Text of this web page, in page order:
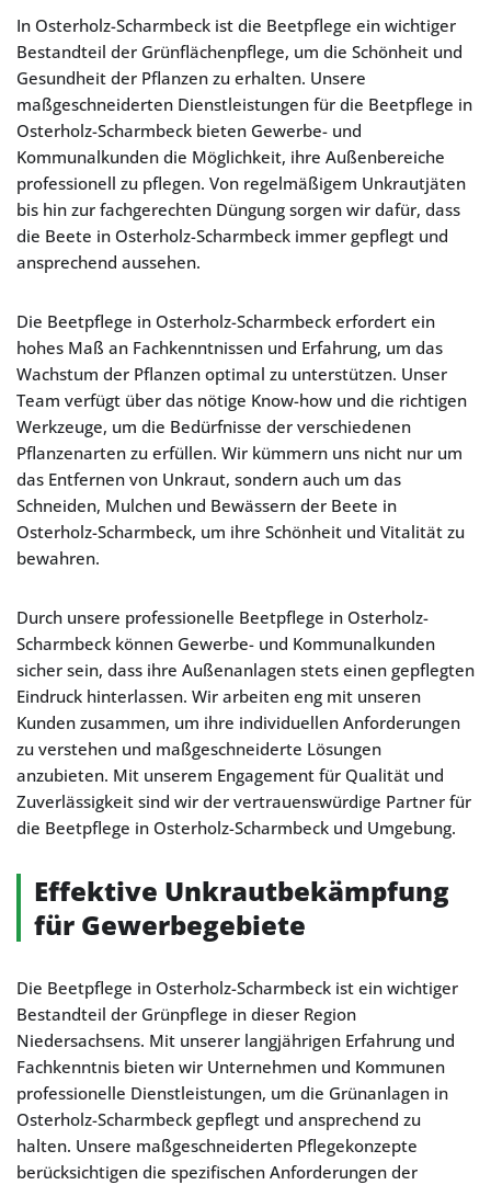
In Osterholz-Scharmbeck ist die Beetpflege ein wichtiger
Bestandteil der Grünflächenpflege, um die Schönheit und
Gesundheit der Pflanzen zu erhalten. Unsere
maßgeschneiderten Dienstleistungen für die Beetpflege in
Osterholz-Scharmbeck bieten Gewerbe- und
Kommunalkunden die Möglichkeit, ihre Außenbereiche
professionell zu pflegen. Von regelmäßigem Unkrautjäten
bis hin zur fachgerechten Düngung sorgen wir dafür, dass
die Beete in Osterholz-Scharmbeck immer gepflegt und
ansprechend aussehen.
Die Beetpflege in Osterholz-Scharmbeck erfordert ein
hohes Maß an Fachkenntnissen und Erfahrung, um das
Wachstum der Pflanzen optimal zu unterstützen. Unser
Team verfügt über das nötige Know-how und die richtigen
Werkzeuge, um die Bedürfnisse der verschiedenen
Pflanzenarten zu erfüllen. Wir kümmern uns nicht nur um
das Entfernen von Unkraut, sondern auch um das
Schneiden, Mulchen und Bewässern der Beete in
Osterholz-Scharmbeck, um ihre Schönheit und Vitalität zu
bewahren.
Durch unsere professionelle Beetpflege in Osterholz-
Scharmbeck können Gewerbe- und Kommunalkunden
sicher sein, dass ihre Außenanlagen stets einen gepflegten
Eindruck hinterlassen. Wir arbeiten eng mit unseren
Kunden zusammen, um ihre individuellen Anforderungen
zu verstehen und maßgeschneiderte Lösungen
anzubieten. Mit unserem Engagement für Qualität und
Zuverlässigkeit sind wir der vertrauenswürdige Partner für
die Beetpflege in Osterholz-Scharmbeck und Umgebung.
Effektive Unkrautbekämpfung
für Gewerbegebiete
Die Beetpflege in Osterholz-Scharmbeck ist ein wichtiger
Bestandteil der Grünpflege in dieser Region
Niedersachsens. Mit unserer langjährigen Erfahrung und
Fachkenntnis bieten wir Unternehmen und Kommunen
professionelle Dienstleistungen, um die Grünanlagen in
Osterholz-Scharmbeck gepflegt und ansprechend zu
halten. Unsere maßgeschneiderten Pflegekonzepte
berücksichtigen die spezifischen Anforderungen der